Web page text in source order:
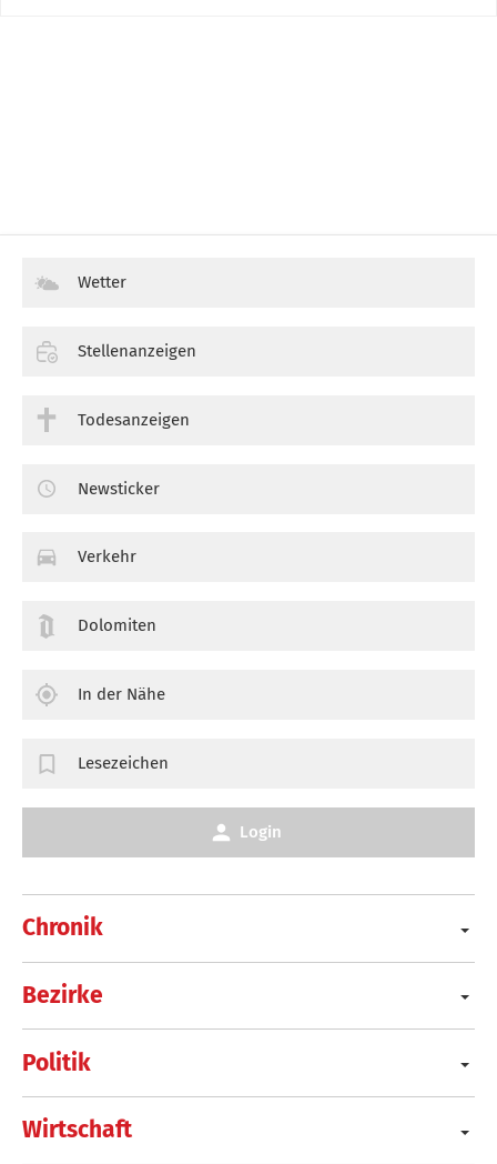
Chronik
Bezirke
Politik
Wirtschaft
Wetter
Stellenanzeigen
Todesanzeigen
Newsticker
Verkehr
Dolomiten
In der Nähe
Lesezeichen
Login